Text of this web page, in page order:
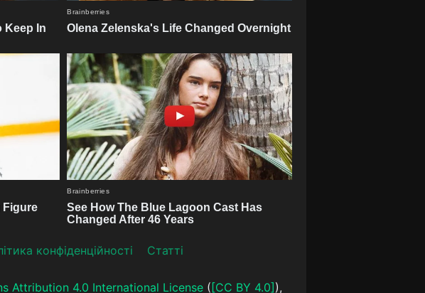
конфіденційності Статті
Attribution 4.0 International License( [CC BY 4.0] ),